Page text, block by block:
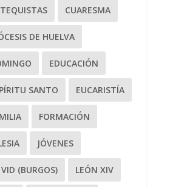
CUARESMA
DE HUELVA
EDUCACIÓN
SANTO EUCARISTÍA
FORMACIÓN
JÓVENES
(BURGOS) LEÓN XIV